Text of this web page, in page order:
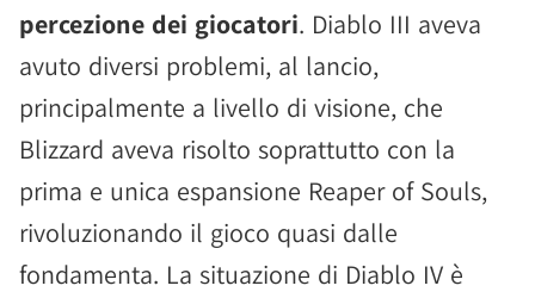
percezione dei giocatori. Diablo III aveva
avuto diversi problemi, al lancio,
principalmente a livello di visione, che
Blizzard aveva risolto soprattutto con la
prima e unica espansione Reaper of Souls,
rivoluzionando il gioco quasi dalle
fondamenta. La situazione di Diablo IV è